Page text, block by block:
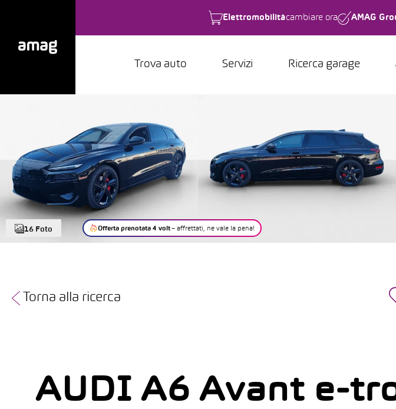
Elettromobilitàcambiare ora AMAG
Trova auto Servizi Ricerca garage
16 Foto Offerta prenotata 4 volt – affrettati, ne vale la pena!
Torna alla ricerca
AUDI A6 Avant e-